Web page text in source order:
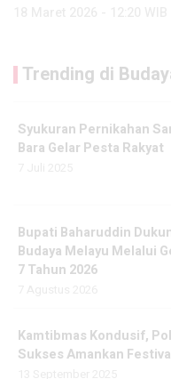
Trending di
Syukuran Pernikahan
Bara Gelar Pesta Rakyat
Bupati Baharuddin
Budaya Melayu Melalui
7 Tahun 2026
Kamtibmas Kondusif,
Sukses Amankan